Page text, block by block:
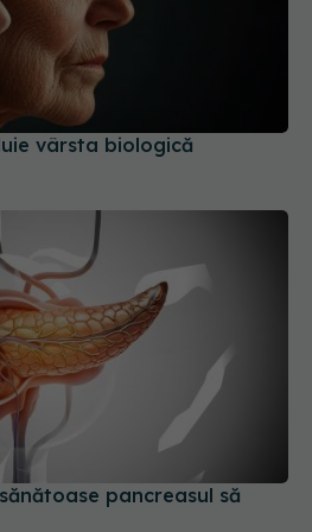
vârsta biologică
pancreasul să